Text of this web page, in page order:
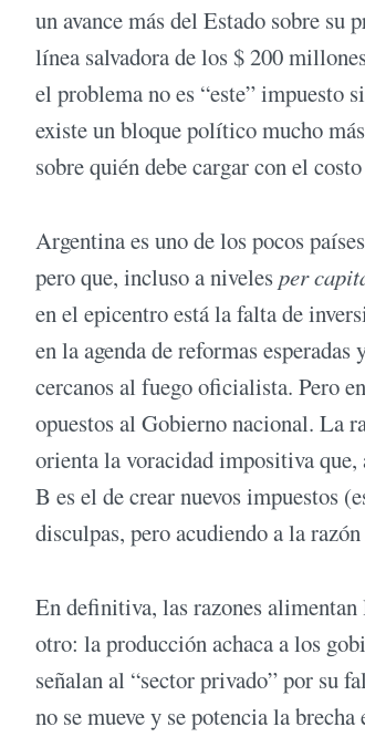
un avance más del Estado sobre
línea salvadora de los $ 200
el problema no es “este”
existe un bloque político mucho
sobre quién debe cargar con el
Argentina es uno de los pocos
pero que, incluso a nivelesper
en el epicentro está la falta de
en la agenda de reformas
cercanos al fuego oficialista. Pero
opuestos al Gobierno nacional. La
orienta la voracidad impositiva que,
B es el de crear nuevos impuestos
disculpas, pero acudiendo a la
En definitiva, las razones
otro: la producción achaca a los
señalan al “sector privado” por su
no se mueve y se potencia la